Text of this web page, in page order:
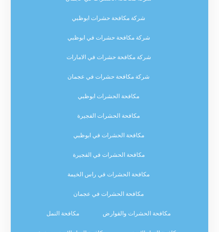
شركة مكافحة حشرات ابوظبي
شركة مكافحة حشرات في ابوظبي
شركة مكافحة حشرات في الامارات
شركة مكافحة حشرات في عجمان
مكافحة الحشرات ابوظبي
مكافحة الحشرات الفجيرة
مكافحة الحشرات في ابوظبي
مكافحة الحشرات في الفجيرة
مكافحة الحشرات في راس الخيمة
مكافحة الحشرات في عجمان
مكافحة الحشرات والقوارض مكافحة النمل